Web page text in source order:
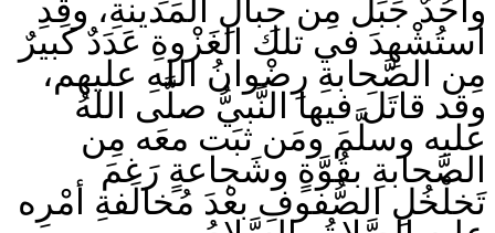
وأُحُدٌ جَبَلٌ مِن جِبالِ المَدينةِ، وقدِ
استُشْهِدَ في تلك الغَزْوةِ عَدَدٌ كَبيرٌ
مِن الصَّحابةِ رِضْوانُ اللهِ عليهم،
وقد قاتَلَ فيها النَّبيُّ صلَّى اللهُ
عليه وسلَّمَ ومَن ثبَت معَه مِن
الصَّحابةِ بقُوَّةٍ وشَجاعةٍ رَغمَ
تَخلْخُلِ الصُّفوفِ بعْدَ مُخالَفةِ أمْرِه